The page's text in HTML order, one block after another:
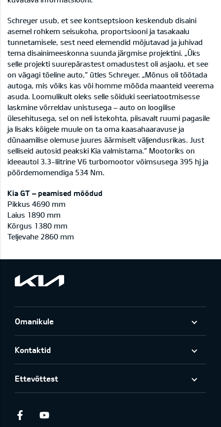
Schreyer usub, et see kontseptsioon keskendub disaini
asemel rohkem seisukoha, proportsiooni ja tasakaalu
tunnetamisele, sest need elemendid mõjutavad ja juhivad
tema disainimeeskonna suunda järgmise projektini. „Üks
selle projekti suurepärastest omadustest oli asjaolu, et see
on vägagi tõeline auto,“ ütles Schreyer. „Mõnus oli töötada
autoga, mis võiks kas või homme mööda maanteid veerema
asuda. Loomulikult oleks selle sõiduki seeriatootmisesse
laskmine võrreldav unistusega – auto on loogilise
ülesehitusega, sel on neli istekohta, piisavalt ruumi pagasile
ja lisaks kõigele muule on ta oma kaasahaaravuse ja
dünaamilise olemuse juures äärmiselt väljendusrikas. Just
selliseid autosid peakski Kia valmistama.“ Mootoriks on
ideeautol 3.3-liitrine V6 turbomootor võimsusega 395 hj ja
pöördemomendiga 534 Nm.
Kia GT – peamised mõõdud
Pikkus 4690 mm
Laius 1890 mm
Kõrgus 1380 mm
Teljevahe 2860 mm
Omanikule
Kontaktid
Ettevõttest
Facebook